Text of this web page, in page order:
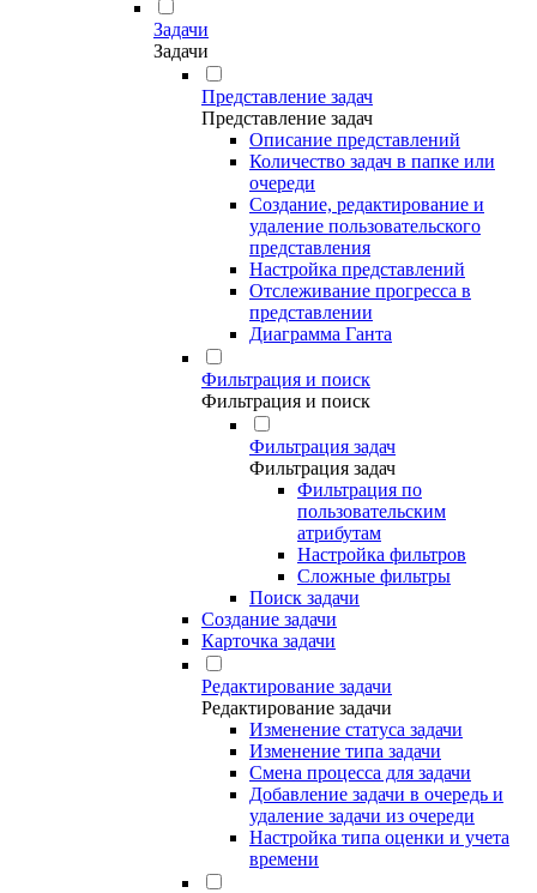
Задачи
Задачи
Представление задач
Представление задач
Описание представлений
Количество задач в папке или
очереди
Создание, редактирование и
удаление пользовательского
представления
Настройка представлений
Отслеживание прогресса в
представлении
Диаграмма Ганта
Фильтрация и поиск
Фильтрация и поиск
Фильтрация задач
Фильтрация задач
Фильтрация по
пользовательским
атрибутам
Настройка фильтров
Сложные фильтры
Поиск задачи
Создание задачи
Карточка задачи
Редактирование задачи
Редактирование задачи
Изменение статуса задачи
Изменение типа задачи
Смена процесса для задачи
Добавление задачи в очередь и
удаление задачи из очереди
Настройка типа оценки и учета
времени